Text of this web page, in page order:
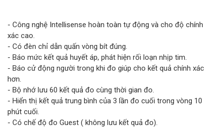
- Công nghệ Intellisense hoàn toàn tự động và cho độ chính
xác cao.
- Có đèn chỉ dẫn quấn vòng bít đúng.
- Báo mức kết quả huyết áp, phát hiện rối loạn nhịp tim.
- Báo cử động người trong khi đo giúp cho kết quả chính xác
hơn.
- Bộ nhớ lưu 60 kết quả đo cùng thời gian đo.
- Hiển thị kết quả trung bình của 3 lần đo cuối trong vòng 10
phút cuối.
- Có chế độ đo Guest ( không lưu kết quả đo).